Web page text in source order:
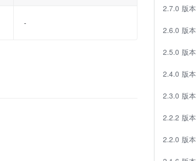
-
2.7.0 版本
2.6.0 版本
2.5.0 版本
2.4.0 版本
2.3.0 版本
2.2.2 版本
2.2.0 版本